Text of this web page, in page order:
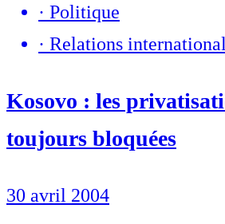
· Politique
· Relations
Kosovo : les
toujours bloquées
30 avril 2004